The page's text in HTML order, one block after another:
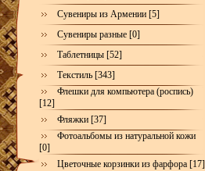
Сувениры из Армении [5]
Сувениры разные [0]
Таблетницы [52]
Текстиль [343]
Флешки для компьютера (роспись)
[12]
Фляжки [37]
Фотоальбомы из натуральной кожи
[0]
Цветочные корзинки из фарфора [17]